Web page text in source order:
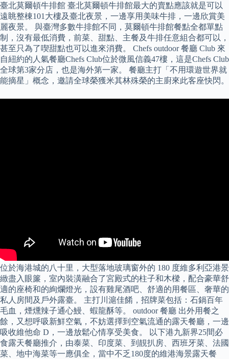
臺北莫爾頓牛排館 臺北莫爾頓牛排館最大的賣點應該就是可以
遠眺整棟101大樓及臺北夜景，一邊享用美味牛排，一邊欣賞美
麗夜景。 與臺灣多數牛排館不同，莫爾頓牛排館餐點全都單點
制，沒有最低消費，前菜、甜點、主餐及牛排任意組合都可以，
甚至只為了喫甜點也可以進來消費。 Chefs outdoor 餐廳 Club 來
自紐約的人氣餐廳Chefs Club位於微風信義47樓，這是Chefs Club
全球第3家分店，也是海外第一家。 餐廳主打「不用環遊世界就
能摘星」概念，邀請全球榮獲米其林殊榮的主廚來此客座快閃。
位於海港城的八十里，大型落地玻璃窗外的 180 度維多利亞港景
緻盡入眼簾，室內裝潢融合了宮殿式的柱子和木樑，配合豪華舒
適的座椅和的絢爛燈光，設有雞尾酒吧、舒適的用餐區、奢華的
私人房間及戶外露臺。 主打川滬佳餚，招牌菜包括：石鍋百年
毛血，煙燻辣子通心鰻、蝦龍酥等。 outdoor 餐廳 出外用餐之
餘，又想呼吸新鮮空氣，不妨選擇到空氣流通的露天餐廳，一邊
吸收維他命 D，一邊放鬆心情享受美食。 以下港九新界25間必
食露天餐廳推介，由泰菜、印度菜、到靚扒房、西班牙菜、法國
菜、地中海菜等一應俱全，當中不乏180度的維港海景露天餐